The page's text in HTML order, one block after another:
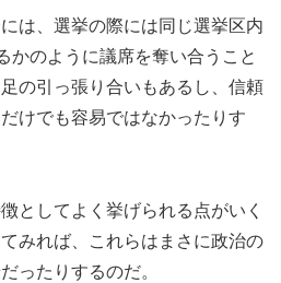
は、選挙の際には同じ選挙区内
かのように議席を奪い合うこと
の引っ張り合いもあるし、信頼
けでも容易ではなかったりす
としてよく挙げられる点がいく
みれば、これらはまさに政治の
ったりするのだ。